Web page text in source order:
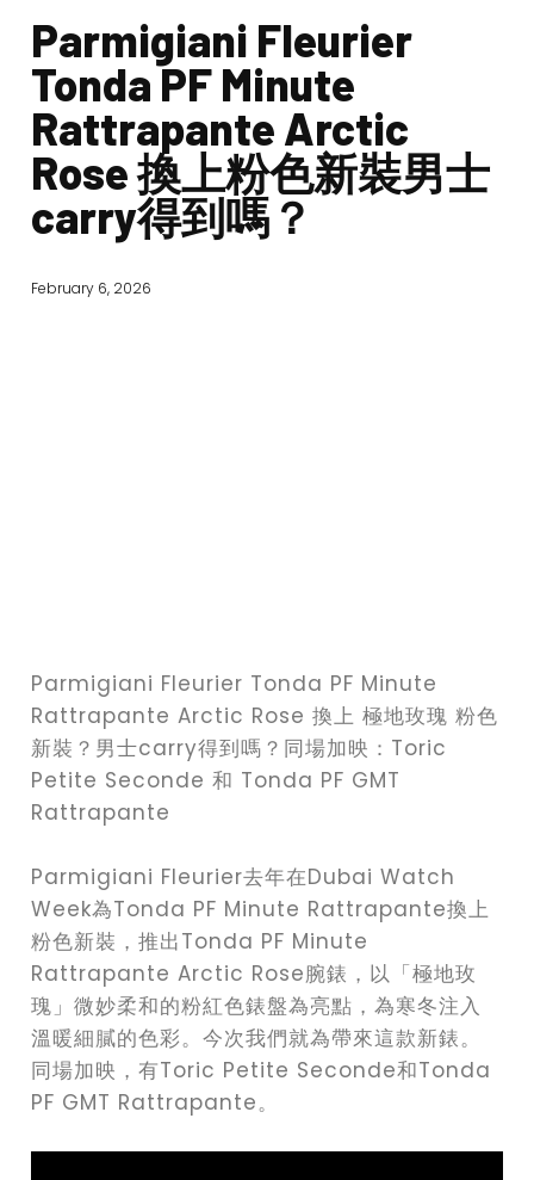
Parmigiani Fleurier
Tonda PF Minute
Rattrapante Arctic
Rose 換上粉色新裝男士
carry得到嗎？
February 6, 2026
Parmigiani Fleurier Tonda PF Minute
Rattrapante Arctic Rose 換上 極地玫瑰 粉色
新裝？男士carry得到嗎？同場加映：Toric
Petite Seconde 和 Tonda PF GMT
Rattrapante
Parmigiani Fleurier去年在Dubai Watch
Week為Tonda PF Minute Rattrapante換上
粉色新裝，推出Tonda PF Minute
Rattrapante Arctic Rose腕錶，以「極地玫
瑰」微妙柔和的粉紅色錶盤為亮點，為寒冬注入
溫暖細膩的色彩。今次我們就為帶來這款新錶。
同場加映，有Toric Petite Seconde和Tonda
PF GMT Rattrapante。